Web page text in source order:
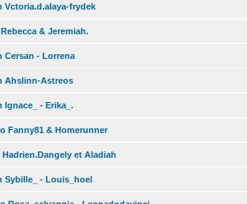
Vctoria.d.alaya-frydek
& Jeremiah.
Cersan - Lorrena
Ahslinn-Astreos
- Erika_.
Fanny81 & Homerunner
et Aladiah
Sybille_ - Louis_hoel